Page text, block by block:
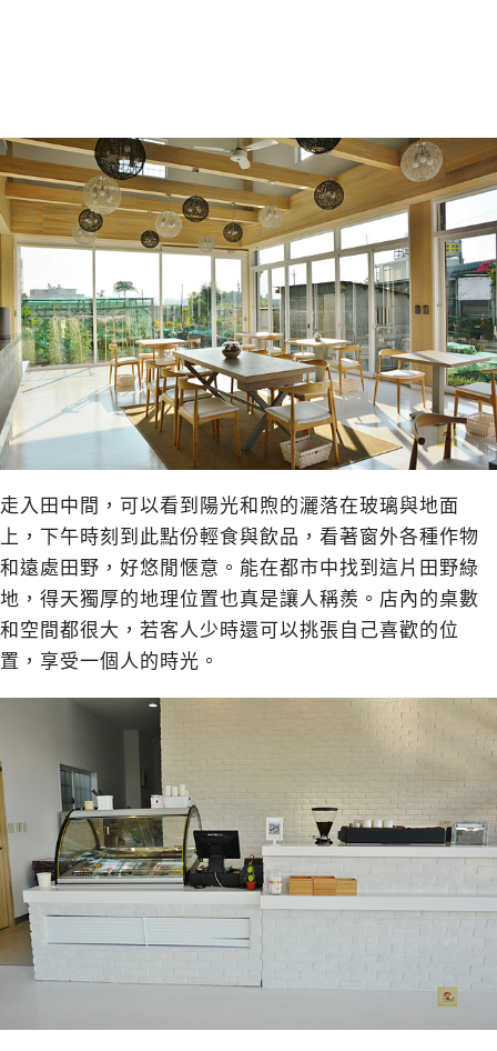
走入田中間，可以看到陽光和煦的灑落在玻璃與地面
上，下午時刻到此點份輕食與飲品，看著窗外各種作物
和遠處田野，好悠閒愜意。能在都市中找到這片田野綠
地，得天獨厚的地理位置也真是讓人稱羨。店內的桌數
和空間都很大，若客人少時還可以挑張自己喜歡的位
置，享受一個人的時光。